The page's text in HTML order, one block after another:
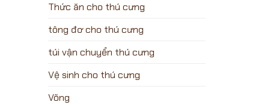
Thức ăn cho thú cưng
tông đơ cho thú cưng
túi vận chuyển thú cưng
Vệ sinh cho thú cưng
Võng